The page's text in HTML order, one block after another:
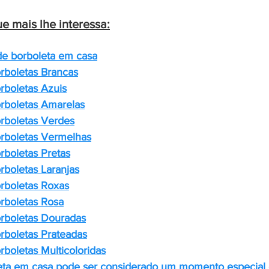
mais lhe interessa:
borboleta em casa
Brancas
Azuis
Amarelas
Verdes
Vermelhas
Pretas
Laranjas
Roxas
Rosa
Douradas
Prateadas
Multicoloridas